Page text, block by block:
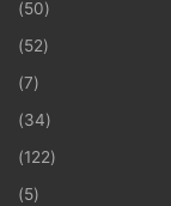
(50)
(52)
(7)
(34)
(122)
(5)